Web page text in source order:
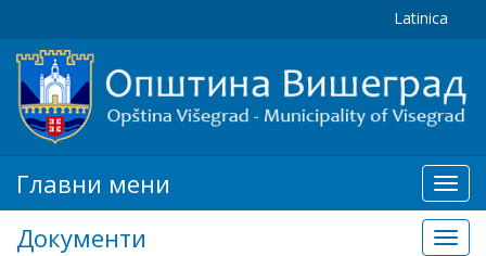
Latinica
мени
Главни мени
Документи